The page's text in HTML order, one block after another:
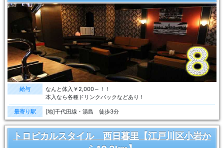
給与
なんと体入￥2,000～！！
本入なら各種ドリンクバックなどあり！
最寄り駅 [地]千代田線・湯島 徒歩3分
トロピカルスタイル 西日暮里【江戸川区小岩か